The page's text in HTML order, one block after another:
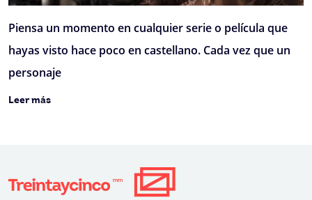
Piensa un momento en cualquier serie o película que
hayas visto hace poco en castellano. Cada vez que un
personaje
Leer más